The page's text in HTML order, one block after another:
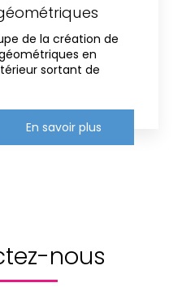
de la création de
en
sortant de
En savoir plus
nous